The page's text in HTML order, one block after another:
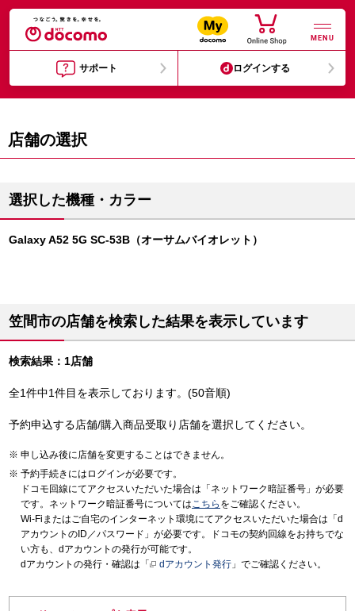
MENU
サポート ログインする
店舗の選択
選択した機種・カラー
Galaxy A52 5G SC-53B（オーサムバイオレット）
笠間市の店舗を検索した結果を表示しています
検索結果：1店舗
全1件中1件目を表示しております。(50音順)
予約申込する店舗/購入商品受取り店舗を選択してください。
申し込み後に店舗を変更することはできません。
予約手続きにはログインが必要です。
ドコモ回線にてアクセスいただいた場合は「ネットワーク暗証番号」が必要
です。ネットワーク暗証番号についてはこちら をご確認ください。
Wi-Fiまたはご自宅のインターネット環境にてアクセスいただいた場合は「d
アカウントのID／パスワード」が必要です。ドコモの契約回線をお持ちでな
い方も、dアカウントの発行が可能です。
dアカウントの発行・確認は「
dアカウント発行 」でご確認ください。